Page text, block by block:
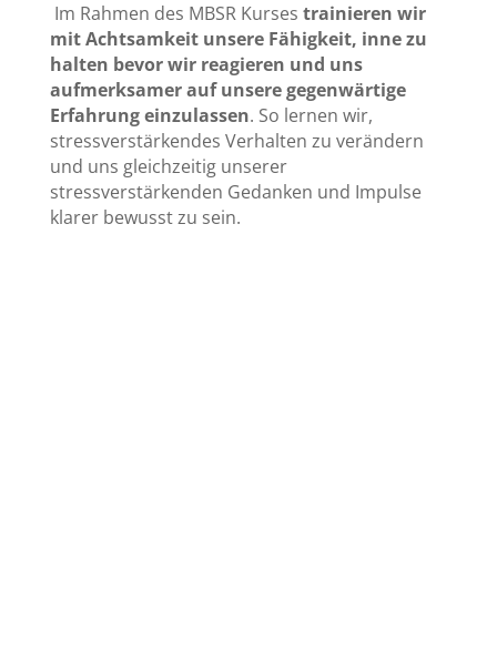
Im Rahmen des MBSR Kurses trainieren wir
mit Achtsamkeit unsere Fähigkeit, inne zu
halten bevor wir reagieren und uns
aufmerksamer auf unsere gegenwärtige
Erfahrung einzulassen. So lernen wir,
stressverstärkendes Verhalten zu verändern
und uns gleichzeitig unserer
stressverstärkenden Gedanken und Impulse
klarer bewusst zu sein.